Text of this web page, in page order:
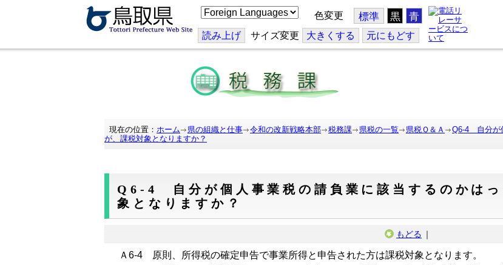
こ
の
ジ
を
訳
す
る
色変更 標準 黒 青
読み上げ サイズ変更 大きくする 元にもどす
現在の位置： ホーム 県の組織と仕事 令和の改新戦略本部 税務課 県税の一覧 県税Ｑ＆Ａ
Q6-4 自分が
が、課税対象となりますか？
Q6-4 自分が個人事業税の請負業に該当するのかはっ
象となりますか？
もどる ｜
Ａ6-4 原則、所得税の確定申告で事業所得と申告された方は課税対象となります。